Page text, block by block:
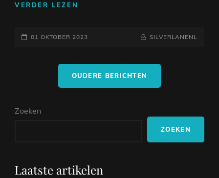
VERDER LEZEN
VOOR
EEN
BRUILOFTSCEREMONIE
GEPLAATST
01 OKTOBER 2023 NAAMREGEL
BYLINE
SILVERLANENL
Berichtnavigatie
OUDERE BERICHTEN
Zoeken
ZOEKEN
Laatste artikelen